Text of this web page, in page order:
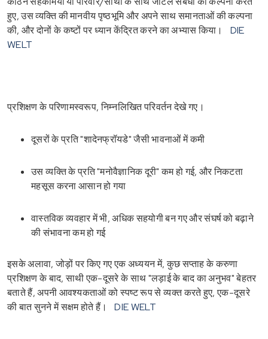
हुए, उस व्यक्ति की मानवीय पृष्ठभूमि और अपने साथ समानताओं की कल्पना
की, और दोनों के कष्टों पर ध्यान केंद्रित करने का अभ्यास किया।
DIE
WELT
प्रशिक्षण के परिणामस्वरूप, निम्नलिखित परिवर्तन देखे गए।
दूसरों के प्रति "शादेनफ्रॉयडे" जैसी भावनाओं में कमी
उस व्यक्ति के प्रति "मनोवैज्ञानिक दूरी" कम हो गई, और निकटता
महसूस करना आसान हो गया
वास्तविक व्यवहार में भी, अधिक सहयोगी बन गए और संघर्ष को बढ़ाने
की संभावना कम हो गई
इसके अलावा, जोड़ों पर किए गए एक अध्ययन में, कुछ सप्ताह के करुणा
प्रशिक्षण के बाद, साथी एक-दूसरे के साथ "लड़ाई के बाद का अनुभव" बेहतर
बताते हैं, अपनी आवश्यकताओं को स्पष्ट रूप से व्यक्त करते हुए, एक-दूसरे
की बात सुनने में सक्षम होते हैं।
DIE WELT